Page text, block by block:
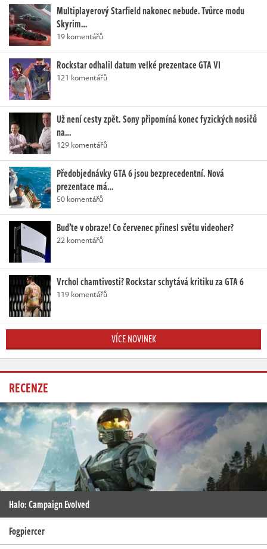
Multiplayerový Starfield nakonec nebude. Tvůrce modu
Skyrim…
19 komentářů
Rockstar odhalil datum velké prezentace GTA VI
121 komentářů
Už není cesty zpět. Sony připomíná konec fyzických nosičů
na…
129 komentářů
Předobjednávky GTA 6 jsou bezprecedentní. Nová
prezentace má…
50 komentářů
Buďte v obraze! Co červenec přinesl světu videoher?
22 komentářů
Vrchol chamtivosti? Rockstar schytává kritiku za GTA 6
119 komentářů
VÍCE NOVINEK
RECENZE
Halo: Campaign Evolved
Fogpiercer